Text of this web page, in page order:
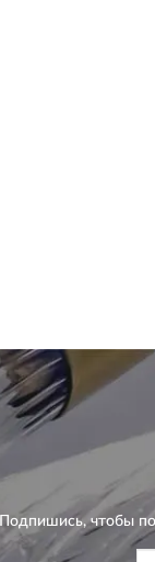
Подпишись, чтобы